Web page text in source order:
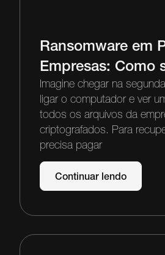
Ransomware em
Empresas: Como
Imagine chegar na
ligar o computador e ver
todos os arquivos da
criptografados. Para
precisa pagar
Continuar lendo